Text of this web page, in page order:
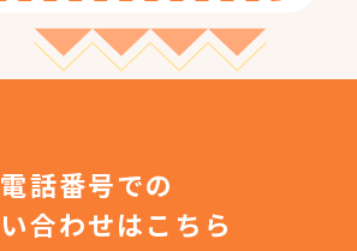
電話番号での
合わせはこちら